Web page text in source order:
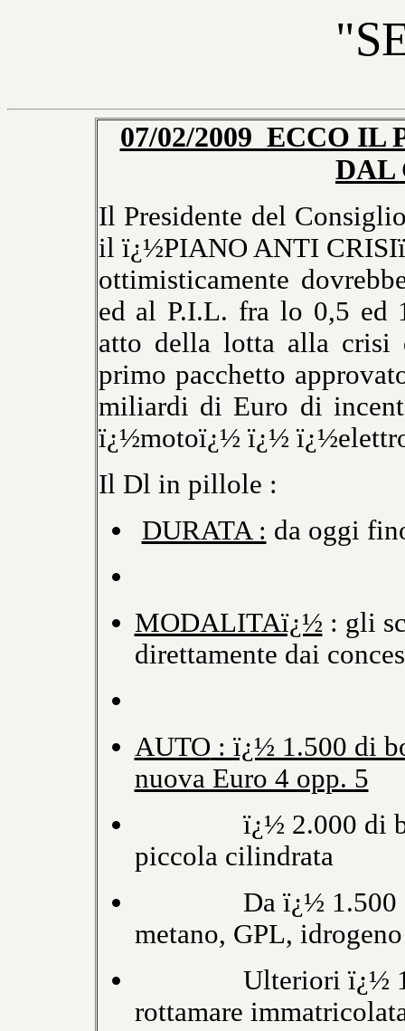
07/02/2009 ECCO IL
DAL
Il Presidente del
il ï¿½PIANO ANTI
ottimisticamente
ed al P.I.L. fra lo 0,5
atto della lotta alla crisi
primo pacchetto
miliardi di Euro di
ï¿½motoï¿½ ï¿½
Il Dl in pillole :
DURATA : da oggi
MODALITAï¿½ : gli
direttamente dai
AUTO : ï¿½ 1.500 di
nuova Euro 4 opp. 5
ï¿½ 2.000 di
piccola cilindrata
Da ï¿½ 1.500 a
metano, GPL, idrogeno
Ulteriori ï¿½
rottamare